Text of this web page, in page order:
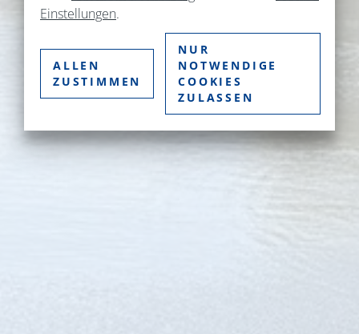
Einstellungen.
ALLEN
ZUSTIMMEN
NUR
NOTWENDIGE
COOKIES
ZULASSEN